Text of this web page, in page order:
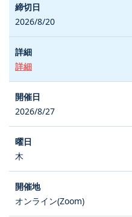
2026/8/20
詳細
2026/8/27
木
オンライン(Zoom)